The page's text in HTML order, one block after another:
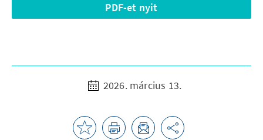
PDF-et nyit
2026. március 13.